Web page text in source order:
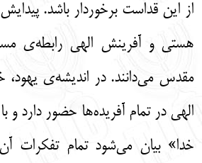
از این قداست برخوردار باشد.
هستی و آفرینش الهی رابطه‌ی
مقدس می‌دانند. در اندیشه‌ی یهود،
الهی در تمام آفریده‌ها حضور دارد و
خدا» بیان می‌شود تمام تفکرات